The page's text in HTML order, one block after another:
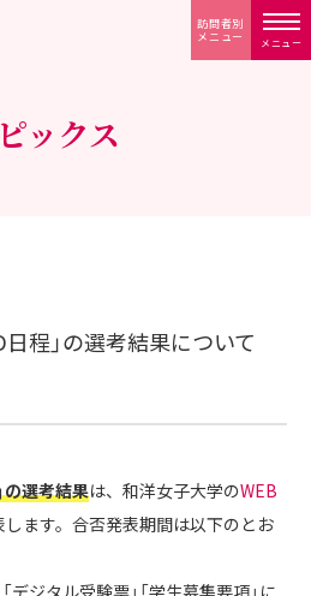
メニュー
訪問者別
メニュー
ックス
程」の選考結果について
の選考結果は、和洋女子大学のWEB
します。合否発表期間は以下のとお
ジタル受験票」「学生募集要項」に